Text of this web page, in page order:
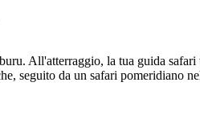
All'atterraggio, la tua guida
seguito da un safari pomeridiano